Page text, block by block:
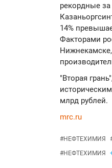
рекордные
14%
Факторами
"Вторая
млрд рублей.
mrc.ru
#НЕФТЕХИМИЯ
#НЕФТЕХИМИЯ